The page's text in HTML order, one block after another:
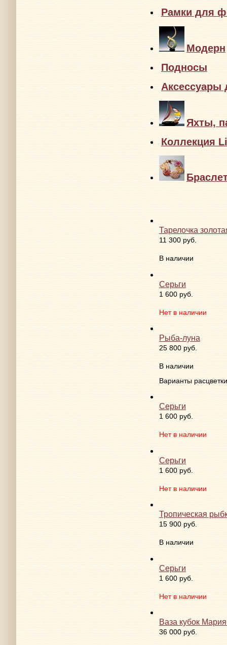
Рамки для
Яхты,
Тарелочка
Серьги
Рыба-луна
25 800 руб.
Серьги
Серьги
Тропическая
Серьги